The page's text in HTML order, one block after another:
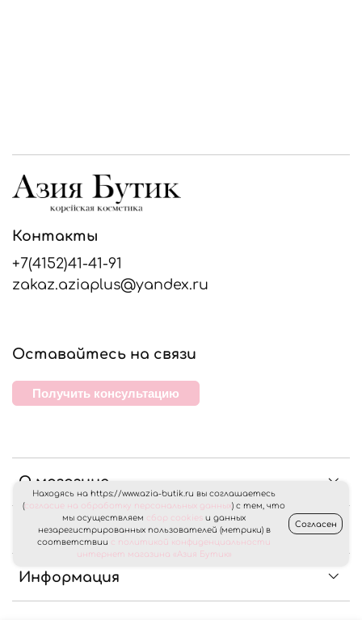
О магазине
Клиентам
Информация
Контакты
+7(4152)41-41-91
zakaz.aziaplus@yandex.ru
Оставайтесь на связи
Получить консультацию
Находясь на https://www.azia-butik.ru вы соглашаетесь
(согласие на обработку персональных данных) с тем, что
мы осуществляем сбор cookies и данных
незарегистрированных пользователей (метрики) в
соответствии с политикой конфиденциальности
интернет магазина «Азия Бутик»
Согласен